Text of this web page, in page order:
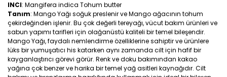
INCI: Mangifera indica Tohum butter
Tanım: Mango Yağı soğuk preslenir ve Mango ağacının tohum
çekirdeğinden işlenir. Bu çok değerli tereyağı, vücut bakım ürünleri ve
sabun yapımı tarifleri için olağanüstü kaliteli bir temel bileşendir.
Mango Yağı, faydalı nemlendirme özelliklerine sahiptir ve ürünlere
lüks bir yumuşatıcı his katarken aynı zamanda cilt için hafif bir
kayganlaştırıcı görevi görür. Renk ve doku bakımından kakao
yağına çok benzer ve harika bir temel yağ asitleri kaynağıdır. Cilt